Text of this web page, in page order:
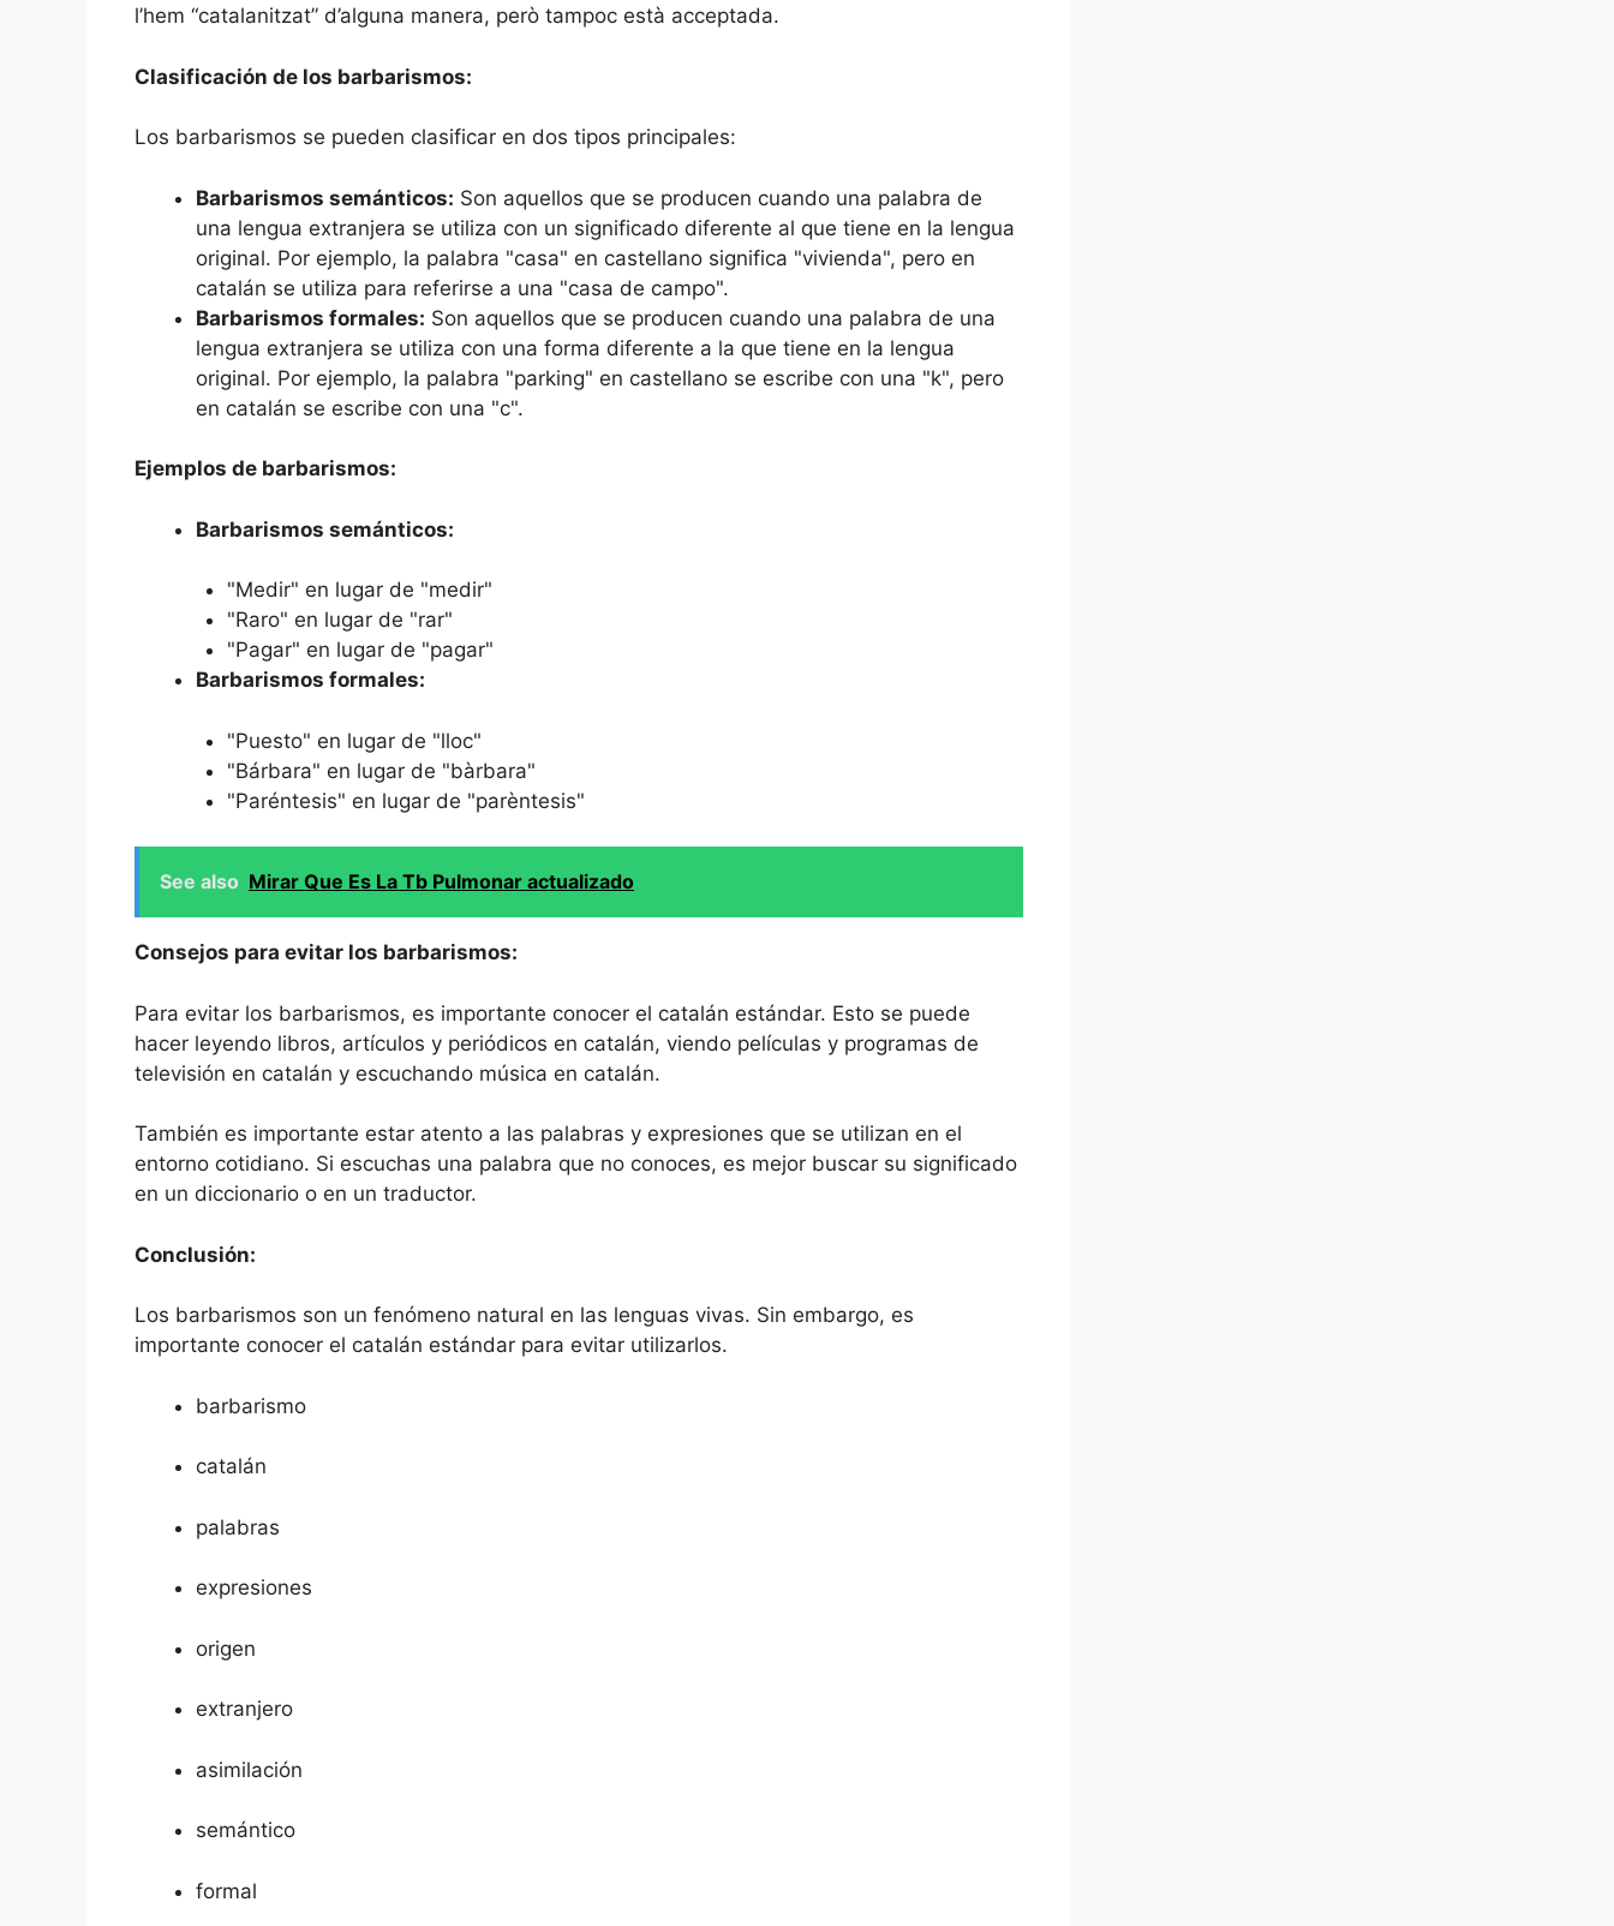
l’hem “catalanitzat” d’alguna manera, però tampoc està acceptada.
Clasificación de los barbarismos:
Los barbarismos se pueden clasificar en dos tipos principales:
Barbarismos semánticos: Son aquellos que se producen cuando una palabra de
una lengua extranjera se utiliza con un significado diferente al que tiene en la lengua
original. Por ejemplo, la palabra "casa" en castellano significa "vivienda", pero en
catalán se utiliza para referirse a una "casa de campo".
Barbarismos formales: Son aquellos que se producen cuando una palabra de una
lengua extranjera se utiliza con una forma diferente a la que tiene en la lengua
original. Por ejemplo, la palabra "parking" en castellano se escribe con una "k", pero
en catalán se escribe con una "c".
Ejemplos de barbarismos:
Barbarismos semánticos:
"Medir" en lugar de "medir"
"Raro" en lugar de "rar"
"Pagar" en lugar de "pagar"
Barbarismos formales:
"Puesto" en lugar de "lloc"
"Bárbara" en lugar de "bàrbara"
"Paréntesis" en lugar de "parèntesis"
See also Mirar Que Es La Tb Pulmonar actualizado
Consejos para evitar los barbarismos:
Para evitar los barbarismos, es importante conocer el catalán estándar. Esto se puede
hacer leyendo libros, artículos y periódicos en catalán, viendo películas y programas de
televisión en catalán y escuchando música en catalán.
También es importante estar atento a las palabras y expresiones que se utilizan en el
entorno cotidiano. Si escuchas una palabra que no conoces, es mejor buscar su significado
en un diccionario o en un traductor.
Conclusión:
Los barbarismos son un fenómeno natural en las lenguas vivas. Sin embargo, es
importante conocer el catalán estándar para evitar utilizarlos.
barbarismo
catalán
palabras
expresiones
origen
extranjero
asimilación
semántico
formal